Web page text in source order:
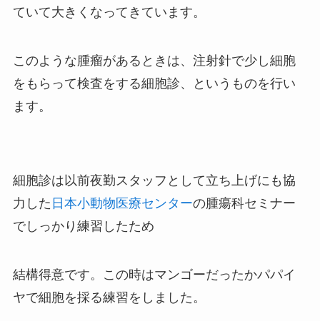
ていて大きくなってきています。
このような腫瘤があるときは、注射針で少し細胞
をもらって検査をする細胞診、というものを行い
ます。
細胞診は以前夜勤スタッフとして立ち上げにも協
力した 日本小動物医療センターの腫瘍科セミナー
でしっかり練習したため
結構得意です。この時はマンゴーだったかパパイ
ヤで細胞を採る練習をしました。